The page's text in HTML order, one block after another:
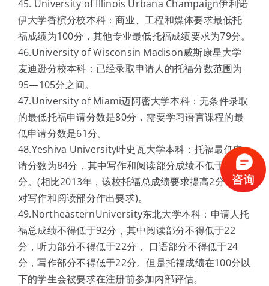
45. University of Illinois Urbana Champaign伊利诺
伊大学香槟分校本科：商业、工程和媒体要求最低托
福成绩为100分，其他专业最低托福成绩要求为79分。
46.University of Wisconsin Madison威斯康星大学
麦迪逊分校本科：已经录取申请人的托福分数范围为
95—105分之间。
47.University of Miami迈阿密大学本科：无条件录取
的最低托福申请分数是80分，需要学习语言课程的最
低申请分数是61分。
48.Yeshiva University叶史瓦大学本科：托福最低申
请分数为84分，其中写作和阅读部分成绩不低于21
分。(相比2013年，该校托福总成绩要求提高2分，并
对写作和阅读部分作出要求)。
49.NortheasternUniversity东北大学本科：申请人托
福总成绩不得低于92分，其中阅读部分不得低于22
分，听力部分不得低于22分， 口语部分不得低于24
分，写作部分不得低于22分。但是托福成绩在100分以
下的学生会被要求在注册前参加内部评估。